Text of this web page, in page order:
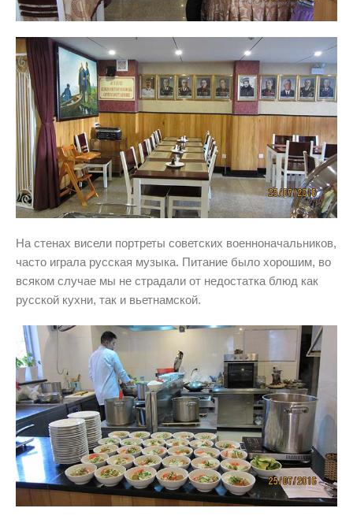
На стенах висели портреты советских военноначальников,
часто играла русская музыка. Питание было хорошим, во
всяком случае мы не страдали от недостатка блюд как
русской кухни, так и вьетнамской.